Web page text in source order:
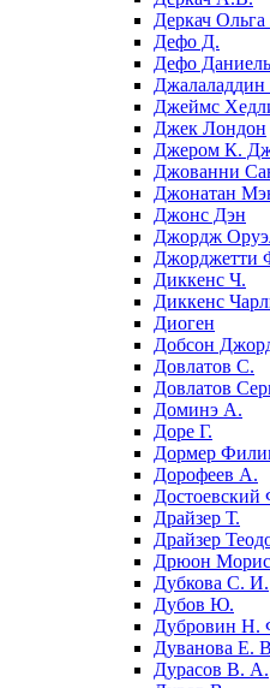
Деркач
Дефо Д.
Дефо Даниель
Джеймс
Джек Лондон
Джером К.
Джованни
Джонатан
Джонс Дэн
Джордж
Джорджетти
Диккенс Ч.
Диккенс
Диоген
Добсон
Довлатов С.
Довлатов
Доминэ А.
Доре Г.
Дормер
Дорофеев А.
Драйзер Т.
Драйзер
Дрюон Морис
Дубкова С. И.
Дубов Ю.
Дубровин Н.
Дуванова Е.
Дурасов В. А.